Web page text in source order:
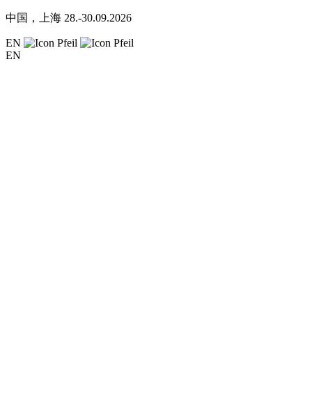
中国，上海 28.-30.09.2026
EN
EN